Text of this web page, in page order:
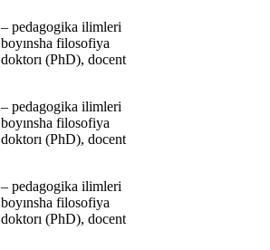
‒ pedagogika ilimleri
boyınsha filosofiya
doktorı (PhD), docent
‒ pedagogika ilimleri
boyınsha filosofiya
doktorı (PhD), docent
‒ pedagogika ilimleri
boyınsha filosofiya
doktorı (PhD), docent